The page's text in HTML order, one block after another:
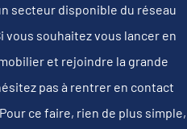
secteur disponible du réseau
vous souhaitez vous lancer en
et rejoindre la grande
pas à rentrer en contact
ce faire, rien de plus simple,